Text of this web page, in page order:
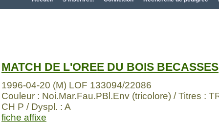
MATCH DE L'OREE DU BOIS BECASSES
1996-04-20 (M) LOF 133094/22086
Couleur : Noi.Mar.Fau.PBl.Env (tricolore) / Titres :
CH P / Dyspl. : A
fiche affixe